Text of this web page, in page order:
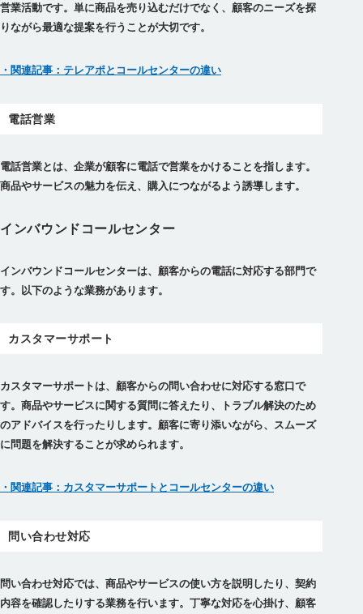
営業活動です。単に商品を売り込むだけでなく、顧客のニーズを探
りながら最適な提案を行うことが大切です。
・関連記事：テレアポとコールセンターの違い
電話営業
電話営業とは、企業が顧客に電話で営業をかけることを指します。
商品やサービスの魅力を伝え、購入につながるよう誘導します。
インバウンドコールセンター
インバウンドコールセンターは、顧客からの電話に対応する部門で
す。以下のような業務があります。
カスタマーサポート
カスタマーサポートは、顧客からの問い合わせに対応する窓口で
す。商品やサービスに関する質問に答えたり、トラブル解決のため
のアドバイスを行ったりします。顧客に寄り添いながら、スムーズ
に問題を解決することが求められます。
・関連記事：カスタマーサポートとコールセンターの違い
問い合わせ対応
問い合わせ対応では、商品やサービスの使い方を説明したり、契約
内容を確認したりする業務を行います。丁寧な対応を心掛け、顧客